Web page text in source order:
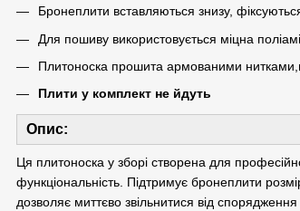
Бронеплити вставляються знизу,
Для пошиву використовується міцна
Плитоноска прошита армованими
Плити у комплект не йдуть
Опис:
Ця плитоноска у зборі створена для
функціональність. Підтримує бронеплити
дозволяє миттєво звільнитися від